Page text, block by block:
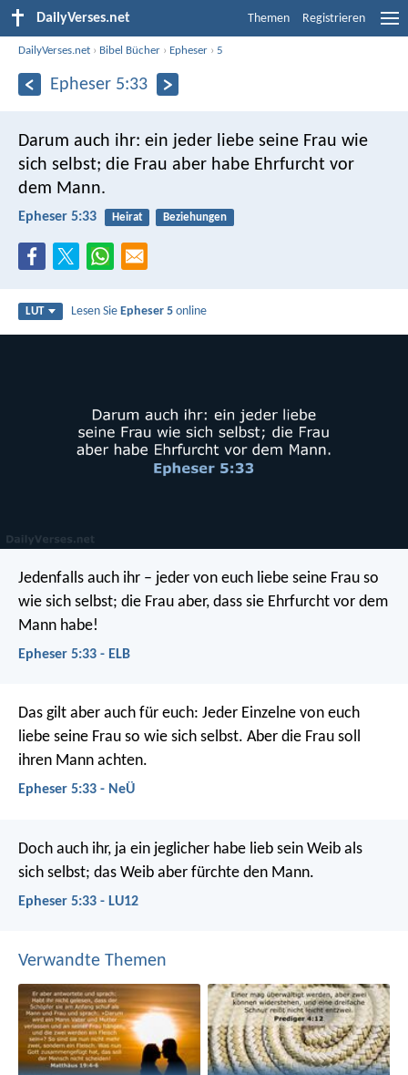
DailyVerses.net Themen Registrieren
DailyVerses.net › Bibel Bücher › Epheser ›5
Epheser 5:33
Darum auch ihr: ein jeder liebe seine Frau wie
sich selbst; die Frau aber habe Ehrfurcht vor
dem Mann.
Epheser 5:33 Heirat Beziehungen
LUT Lesen SieEpheser 5 online
Jedenfalls auch ihr – jeder von euch liebe seine Frau so
wie sich selbst; die Frau aber, dass sie Ehrfurcht vor dem
Mann habe!
Epheser 5:33 - ELB
Das gilt aber auch für euch: Jeder Einzelne von euch
liebe seine Frau so wie sich selbst. Aber die Frau soll
ihren Mann achten.
Epheser 5:33 - NeÜ
Doch auch ihr, ja ein jeglicher habe lieb sein Weib als
sich selbst; das Weib aber fürchte den Mann.
Epheser 5:33 - LU12
Verwandte Themen